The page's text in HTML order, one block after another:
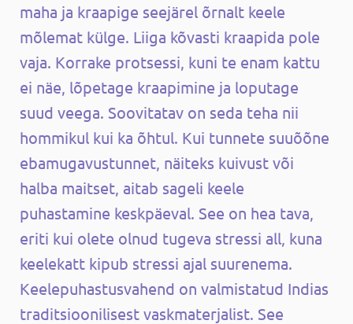
maha ja kraapige seejärel õrnalt keele
mõlemat külge. Liiga kõvasti kraapida pole
vaja. Korrake protsessi, kuni te enam kattu
ei näe, lõpetage kraapimine ja loputage
suud veega. Soovitatav on seda teha nii
hommikul kui ka õhtul. Kui tunnete suuõõne
ebamugavustunnet, näiteks kuivust või
halba maitset, aitab sageli keele
puhastamine keskpäeval. See on hea tava,
eriti kui olete olnud tugeva stressi all, kuna
keelekatt kipub stressi ajal suurenema.
Keelepuhastusvahend on valmistatud Indias
traditsioonilisest vaskmaterjalist. See